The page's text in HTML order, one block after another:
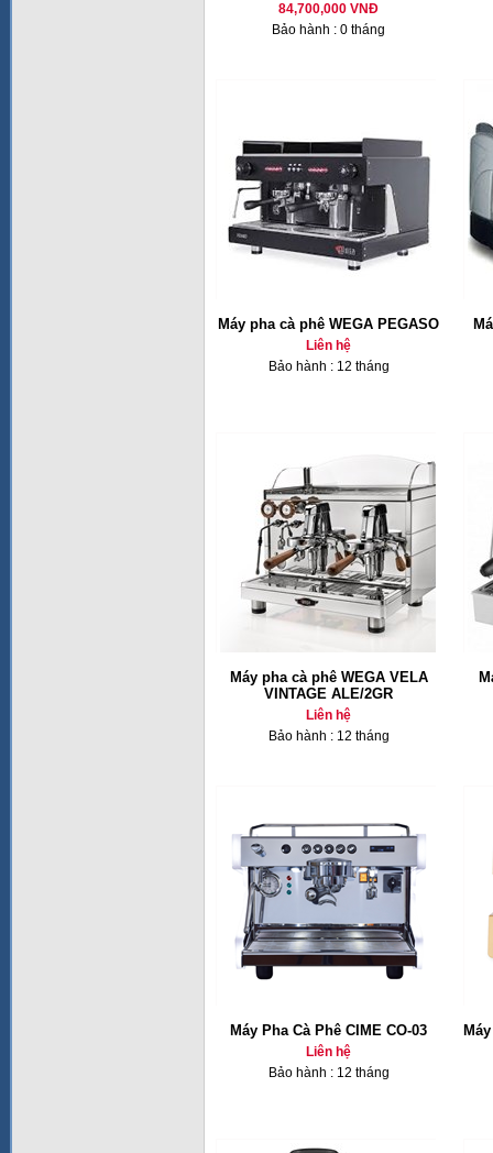
84,700,000 VNĐ
Bảo hành : 0 tháng
Máy pha cà phê WEGA PEGASO
Liên hệ
Bảo hành : 12 tháng
Máy pha cà phê WEGA VELA
VINTAGE ALE/2GR
Liên hệ
Bảo hành : 12 tháng
Máy Pha Cà Phê CIME CO-03
Liên hệ
Bảo hành : 12 tháng